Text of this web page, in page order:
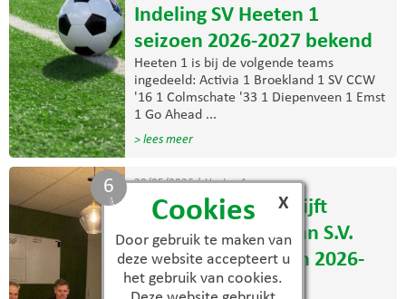
Cookies
Door gebruik te maken van
deze website accepteert u
het gebruik van cookies.
X
5
Indeling SV Heeten 1
seizoen 2026-2027 bekend
Heeten 1 is bij de volgende teams
ingedeeld: Activia 1 Broekland 1 SV CCW
'16 1 Colmschate '33 1 Diepenveen 1 Emst
1 Go Ahead ...
> lees meer
20/05/2026|Heeten 1
Wouter de Waal blijft
assistent-trainer van S.V.
Heeten 1 in seizoen 2026-
2027